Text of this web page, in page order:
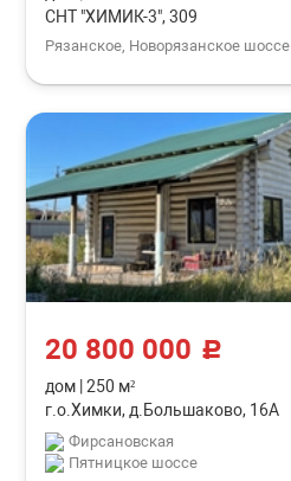
СНТ "ХИМИК-3", 309
Рязанское, Новорязанское шоссе
20 800 000 c
дом 250 м²
г.о.Химки, д.Большаково, 16А
Фирсановская
Пятницкое шоссе